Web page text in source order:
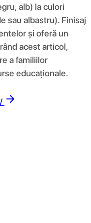
alb) la culori
sau albastru). Finisaj
și oferă un
acest articol,
a familiilor
educaționale.